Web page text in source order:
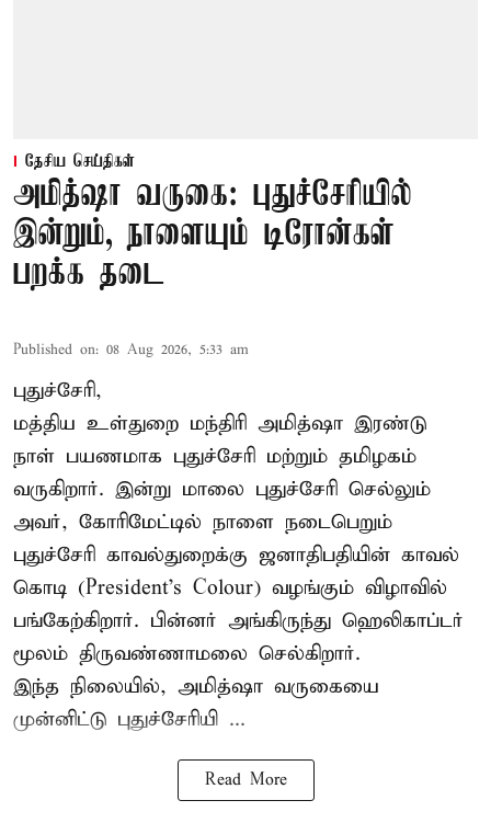
தேசிய செய்திகள்
அமித்ஷா வருகை: புதுச்சேரியில்
இன்றும், நாளையும் டிரோன்கள்
பறக்க தடை
Published on: 08 Aug 2026, 5:33 am
புதுச்சேரி,
மத்திய உள்துறை மந்திரி அமித்ஷா இரண்டு
நாள் பயணமாக புதுச்சேரி மற்றும் தமிழகம்
வருகிறார். இன்று மாலை புதுச்சேரி செல்லும்
அவர், கோரிமேட்டில் நாளை நடைபெறும்
புதுச்சேரி காவல்துறைக்கு ஜனாதிபதியின் காவல்
கொடி (President's Colour) வழங்கும் விழாவில்
பங்கேற்கிறார். பின்னர் அங்கிருந்து ஹெலிகாப்டர்
மூலம் திருவண்ணாமலை செல்கிறார்.
இந்த நிலையில், அமித்ஷா வருகையை
முன்னிட்டு புதுச்சேரியி ...
Read More